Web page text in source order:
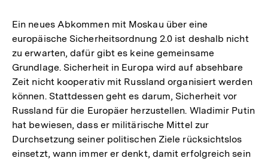
Ein neues Abkommen mit Moskau über eine
europäische Sicherheitsordnung 2.0 ist deshalb nicht
zu erwarten, dafür gibt es keine gemeinsame
Grundlage. Sicherheit in Europa wird auf absehbare
Zeit nicht kooperativ mit Russland organisiert werden
können. Stattdessen geht es darum, Sicherheit vor
Russland für die Europäer herzustellen. Wladimir Putin
hat bewiesen, dass er militärische Mittel zur
Durchsetzung seiner politischen Ziele rücksichtslos
einsetzt, wann immer er denkt, damit erfolgreich sein